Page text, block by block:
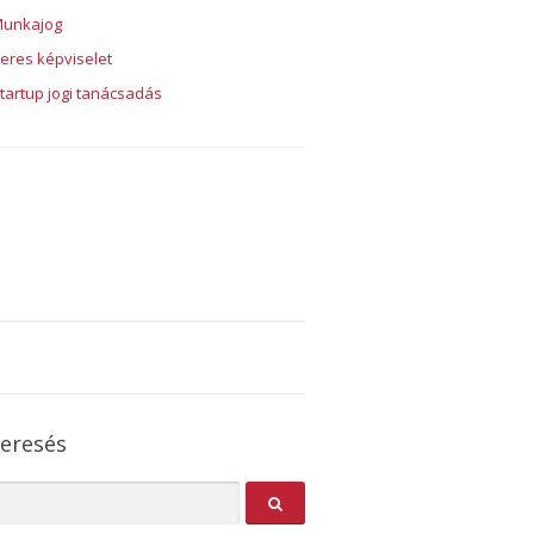
képviselet
jogi tanácsadás